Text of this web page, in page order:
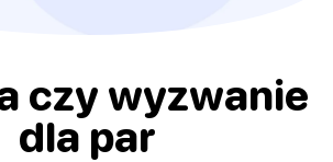
czy wyzwanie
dla par